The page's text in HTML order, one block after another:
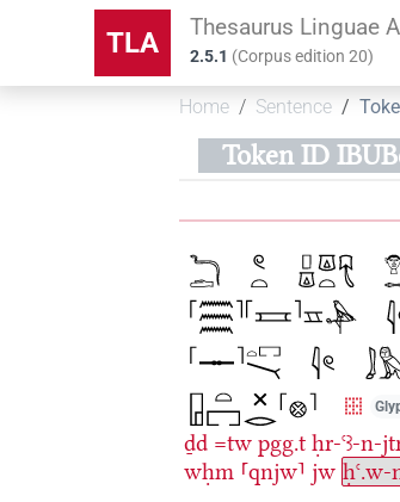
TLA Thesaurus Linguae
2.5.1 (Corpus edition20)
Home Sentence
Token ID
ḏd =tw pgg.t ḥr-ꜥꜣ-n-
wḥm ⸢qnjw⸣ jw